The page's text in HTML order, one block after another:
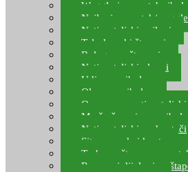
Waggleri za match
Najloni za match/
Natjecateljski najloni
Teleskopski štapovi
Bolognese štapovi
Natjecateljski plovci
Udice za ribolov
Olovo za ribolov
Oprema za
Mreže čuvarice za ribolov
Natjecateljski podmetači
Sito, posude i kante
Torbe za štapove – match
Rezervni dijelovi za